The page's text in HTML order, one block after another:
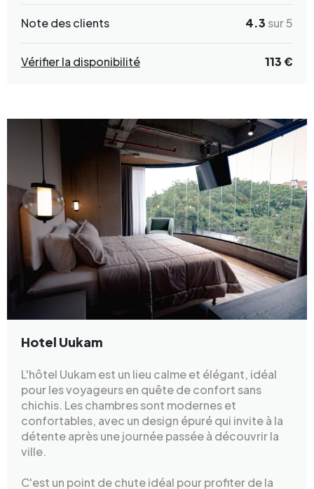
Note des clients 4.3 sur 5
Vérifier la disponibilité 113 €
Hotel Uukam
L'hôtel Uukam est un lieu calme et élégant, idéal
pour les voyageurs en quête de confort sans
chichis. Les chambres sont modernes et
confortables, avec un design épuré qui invite à la
détente après une journée passée à découvrir la
ville.
C'est un point de chute idéal pour profiter de la